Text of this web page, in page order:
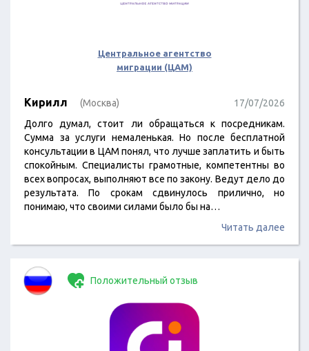
Центральное агентство
миграции (ЦАМ)
Кирилл (Москва)
17/07/2026
Долго думал, стоит ли обращаться к посредникам.
Сумма за услуги немаленькая. Но после бесплатной
консультации в ЦАМ понял, что лучше заплатить и быть
спокойным. Специалисты грамотные, компетентны во
всех вопросах, выполняют все по закону. Ведут дело до
результата. По срокам сдвинулось прилично, но
понимаю, что своими силами было бы на…
Читать далее
Положительный отзыв